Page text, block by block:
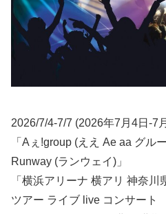
2026/7/4-7/7 (2026年7月4日-7
「Aぇ!group (ええ Ae aa グル
Runway (ランウェイ)」
「横浜アリーナ 横アリ 神奈川
ツアー ライブ live コンサート